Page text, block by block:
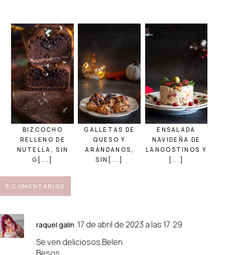
BIZCOCHO
RELLENO DE
NUTELLA, SIN
G[...]
GALLETAS DE
QUESO Y
ARÁNDANOS,
SIN[...]
ENSALADA
NAVIDEÑA DE
LANGOSTINOS Y
[...]
5 COMENTARIOS :
raquel galin 17 de abril de 2023 a las 17:29
Se ven deliciosos Belen
Besos